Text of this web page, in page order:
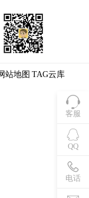
客服
QQ
电话
站地图 TAG云库